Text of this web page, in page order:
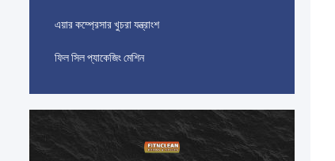
এয়ার কম্প্রেসার খুচরা যন্ত্রাংশ
ফিল সিল প্যাকেজিং মেশিন